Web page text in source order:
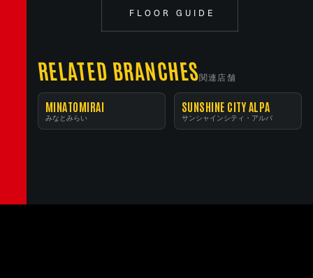
FLOOR GUIDE
RELATED BRANCHES関連店舗
MINATOMIRAI
みなとみらい
SUNSHINE CITY ALPA
サンシャインシティ・アルパ